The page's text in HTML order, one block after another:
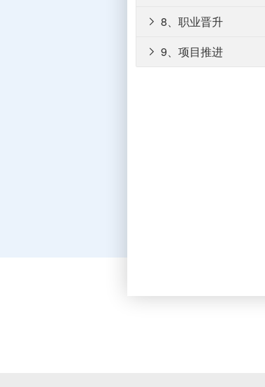
8、职业晋升

9、项目推进
